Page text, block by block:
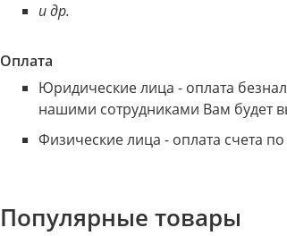
и др.
Оплата
Юридические лица - оплата
нашими сотрудниками Вам будет
Физические лица - оплата счета
Популярные товары